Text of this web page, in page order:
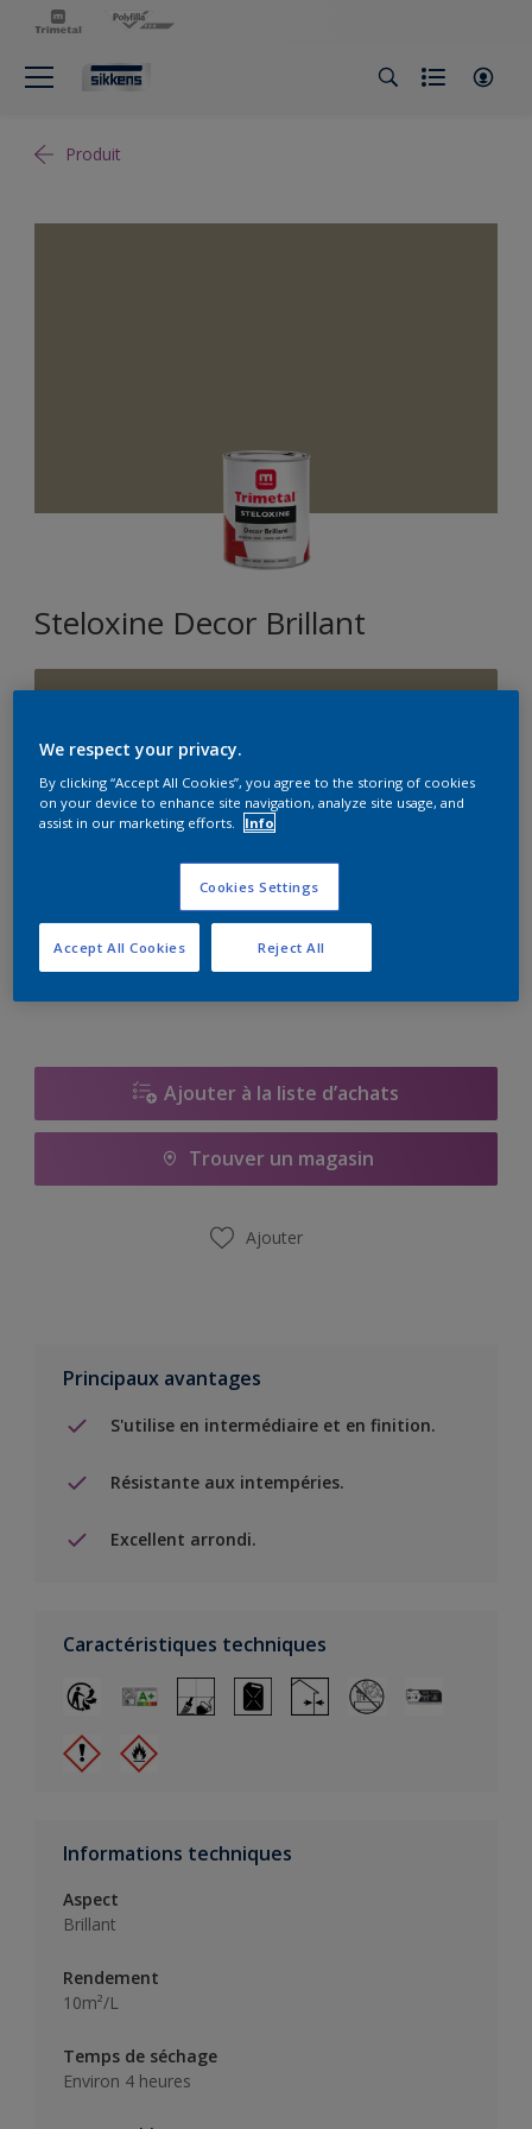
Produit
Steloxine Decor Brillant
Format
1L
Ajouter à la liste d’achats
Trouver un magasin
Ajouter
Principaux avantages
S'utilise en intermédiaire et en finition.
Résistante aux intempéries.
Excellent arrondi.
Caractéristiques techniques
Informations techniques
Aspect
Brillant
Rendement
10m²/L
Temps de séchage
Environ 4 heures
We respect your privacy.
By clicking “Accept All Cookies”, you agree to the storing of cookies
on your device to enhance site navigation, analyze site usage, and
assist in our marketing efforts.
Info
Cookies Settings
Reject All
Accept All Cookies